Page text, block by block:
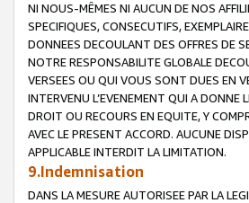
NI NOUS-MÊMES NI AUCUN DE NOS
SPECIFIQUES, CONSECUTIFS,
DONNEES DECOULANT DES OFFRES DE
NOTRE RESPONSABILITE GLOBALE
VERSEES OU QUI VOUS SONT DUES EN
INTERVENU L’EVENEMENT QUI A DONNE
DROIT OU RECOURS EN EQUITE, Y
AVEC LE PRESENT ACCORD. AUCUNE
APPLICABLE INTERDIT LA LIMITATION.
9.Indemnisation
DANS LA MESURE AUTORISEE PAR LA